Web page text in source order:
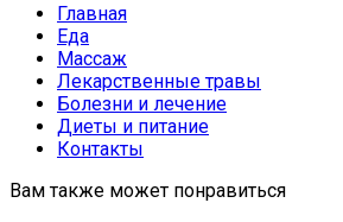
Главная
Еда
Массаж
Лекарственные травы
Болезни и лечение
Диеты и питание
Контакты
Вам также может понравиться